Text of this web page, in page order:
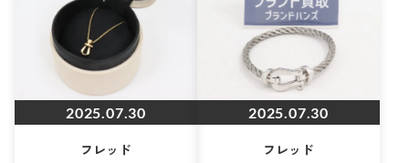
2025.07.30
フレッド
2025.07.30
フレッド